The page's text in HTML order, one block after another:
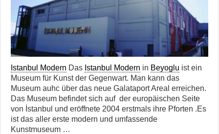
Istanbul Modern Das Istanbul Modern in Beyoglu ist ein
Museum für Kunst der Gegenwart. Man kann das
Museum auhc über das neue Galataport Areal erreichen.
Das Museum befindet sich auf der europäischen Seite
von İstanbul und eröffnete 2004 erstmals ihre Pforten .Es
ist das aller erste modern und umfassende
Kunstmuseum …